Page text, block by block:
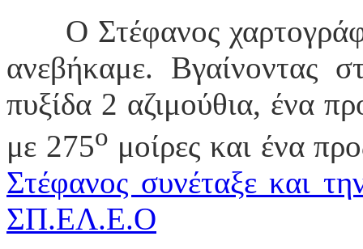
Ο Στέφανος
ανεβήκαμε. Βγαίνοντας
πυξίδα 2 αζιμούθια, ένα
με 275ο μοίρες και ένα
Στέφανος συνέταξε και
ΣΠ.ΕΛ.Ε.Ο